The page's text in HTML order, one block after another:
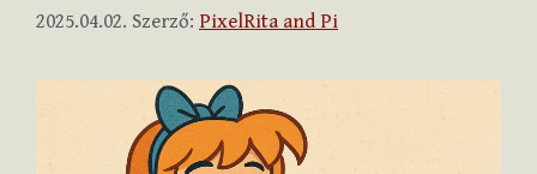
2025.04.02. Szerző: PixelRita and Pi